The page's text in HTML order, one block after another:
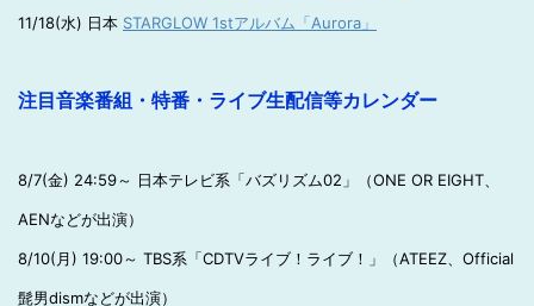
11/18(水) 日本 STARGLOW 1stアルバム「Aurora」
注目音楽番組・特番・ライブ生配信等カレンダー
8/7(金) 24:59～ 日本テレビ系「バズリズム02」（ONE OR EIGHT、
AENなどが出演）
8/10(月) 19:00～ TBS系「CDTVライブ！ライブ！」（ATEEZ、Official
髭男dismなどが出演）